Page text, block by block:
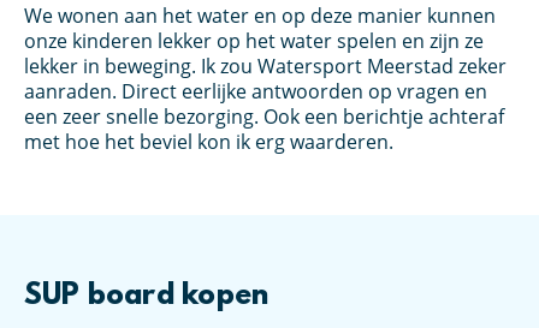
We wonen aan het water en op deze manier kunnen
onze kinderen lekker op het water spelen en zijn ze
lekker in beweging. Ik zou Watersport Meerstad zeker
aanraden. Direct eerlijke antwoorden op vragen en
een zeer snelle bezorging. Ook een berichtje achteraf
met hoe het beviel kon ik erg waarderen.
SUP board kopen